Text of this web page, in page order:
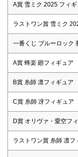
A賞 雪ミク 2025 フィギ
ラストワン賞 雪ミク
一番くじ ブルーロック
A賞 蜂楽 廻フィギュア
B賞 糸師 凛フィギュア
C賞 糸師 冴フィギュア
D賞 オリヴァ・愛空フ
ラストワン賞 糸師 凛フ